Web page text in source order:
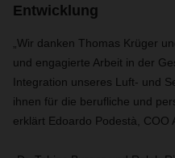
Entwicklung
„Wir danken Thomas Krüger
und engagierte Arbeit in der
Integration unseres Luft- und
ihnen für die berufliche und
erklärt Edoardo Podestà, COO